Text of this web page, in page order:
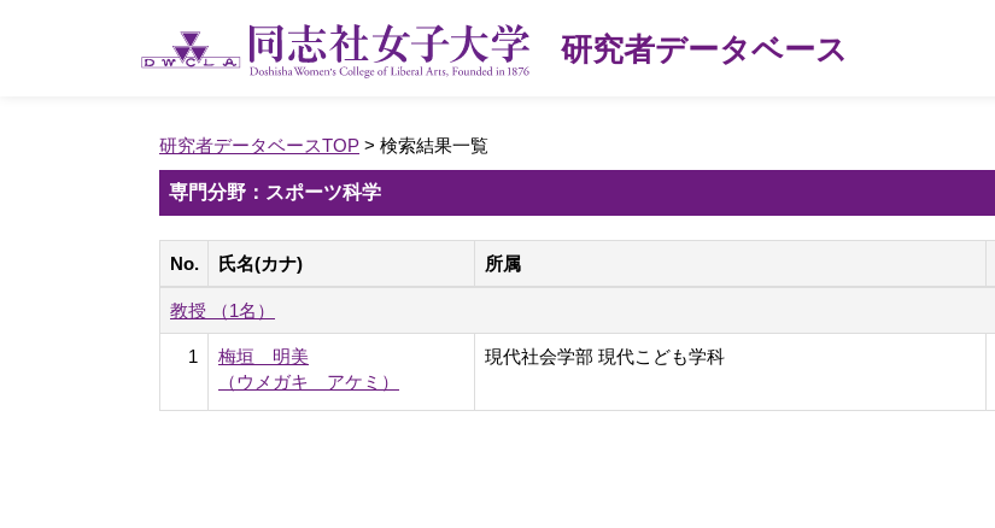
研究者データベース
研究者データベースTOP > 検索結果一覧
専門分野：スポーツ科学
No. 氏名(カナ) 所属
教授 （1名）
1
梅垣 明美
（ウメガキ アケミ）
現代社会学部 現代こども学科